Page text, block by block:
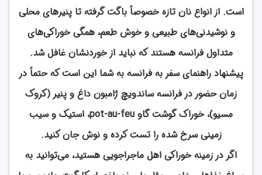
است. از انواع نان تازه خصوصاً باگت گرفته تا پنیرهای محلی
و نوشیدنی‌های طبیعی و خوش طعم، همگی خوراکی‌های
متداول فرانسه هستند که نباید از خوردنشان غافل شد.
پیشنهاد راهنمای سفر به فرانسه به شما این است که حتماً در
زمان حضور در فرانسه ساندویچ ژامبون داغ و پنیر (کروک
مسیو)، خوراک گوشت گاو pot-au-feu، استیک و سیب
زمینی سرخ شده را تست کرده و نوش جان کنید.
اگر در زمینه خوراکی اهل ماجراجویی هستید، می‌توانید به